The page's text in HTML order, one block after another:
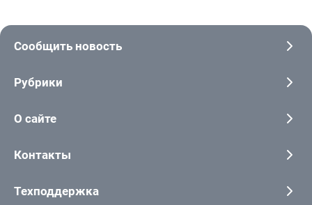
Сообщить новость
Рубрики
О сайте
Контакты
Техподдержка